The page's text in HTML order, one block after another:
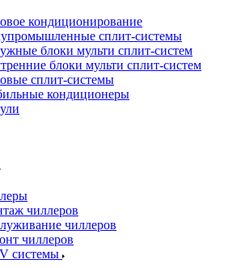
кондиционирование
сплит-системы
блоки мульти сплит-систем
блоки мульти сплит-систем
сплит-системы
кондиционеры
чиллеров
чиллеров
чиллеров
системы